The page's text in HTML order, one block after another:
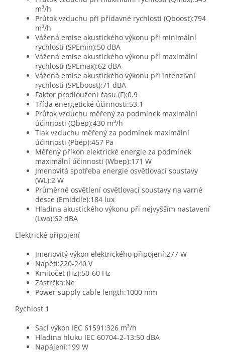
m³/h
Průtok vzduchu při přídavné rychlosti (Qboost):794
m³/h
Vážená emise akustického výkonu při minimální
rychlosti (SPEmin):50 dBA
Vážená emise akustického výkonu při maximální
rychlosti (SPEmax):62 dBA
Vážená emise akustického výkonu při intenzivní
rychlosti (SPEboost):71 dBA
Faktor prodloužení času (F):0.9
Třída energetické účinnosti:53.1
Průtok vzduchu měřený za podmínek maximální
účinnosti (Qbep):430 m³/h
Tlak vzduchu měřený za podmínek maximální
účinnosti (Pbep):457 Pa
Měřený příkon elektrické energie za podmínek
maximální účinnosti (Wbep):171 W
Jmenovitá spotřeba energie osvětlovací soustavy
(WL):2 W
Průměrné osvětlení osvětlovací soustavy na varné
desce (Emiddle):184 lux
Hladina akustického výkonu při nejvyšším nastavení
(Lwa):62 dBA
Elektrické připojení
Jmenovitý výkon elektrického připojení:277 W
Napětí:220-240 V
Kmitočet (Hz):50-60 Hz
Zástrčka:Ne
Power supply cable length:1000 mm
Rychlost 1
Sací výkon IEC 61591:326 m³/h
Hladina hluku IEC 60704-2-13:50 dBA
Napájení:199 W